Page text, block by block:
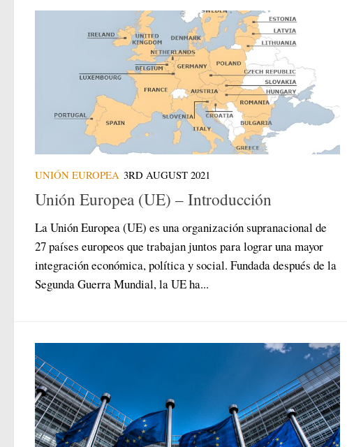
UNIÓN EUROPEA 3RD AUGUST 2021
Unión Europea (UE) – Introducción
La Unión Europea (UE) es una organización supranacional de
27 países europeos que trabajan juntos para lograr una mayor
integración económica, política y social. Fundada después de la
Segunda Guerra Mundial, la UE ha...